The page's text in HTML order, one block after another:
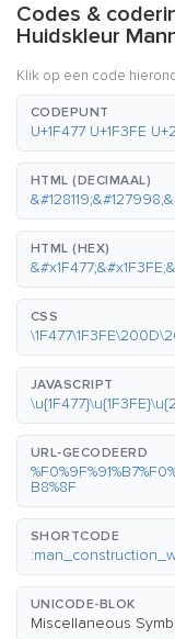
Codes &
Huidskleur
Klik op een code
CODEPUNT
U+1F477 U+1F3FE
HTML (DECIMAAL)
HTML (HEX)
CSS
JAVASCRIPT
URL-GECODEERD
B8%8F
SHORTCODE
UNICODE-BLOK
Miscellaneous